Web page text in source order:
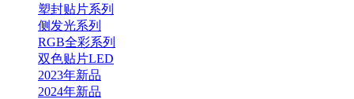
塑封贴片系列
侧发光系列
RGB全彩系列
双色贴片LED
2023年新品
2024年新品